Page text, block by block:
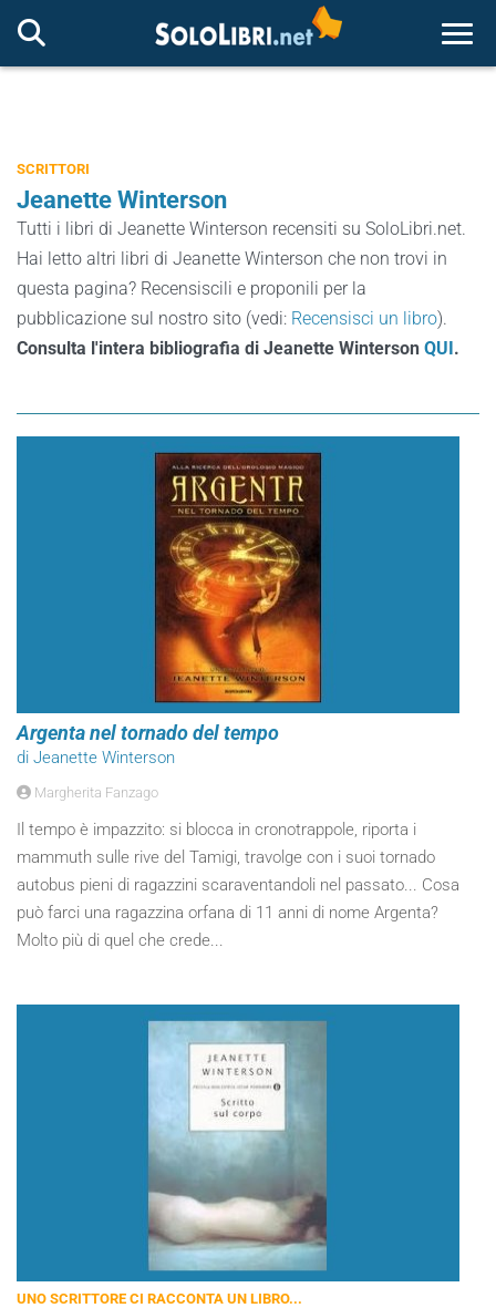
SCRITTORI
Jeanette Winterson
Tutti i libri di Jeanette Winterson recensiti su SoloLibri.net.
Hai letto altri libri di Jeanette Winterson che non trovi in
questa pagina? Recensiscili e proponili per la
pubblicazione sul nostro sito (vedi: Recensisci un libro).
Consulta l'intera bibliografia di Jeanette Winterson QUI.
Argenta nel tornado del tempo
di Jeanette Winterson
Margherita Fanzago
Il tempo è impazzito: si blocca in cronotrappole, riporta i
mammuth sulle rive del Tamigi, travolge con i suoi tornado
autobus pieni di ragazzini scaraventandoli nel passato... Cosa
può farci una ragazzina orfana di 11 anni di nome Argenta?
Molto più di quel che crede...
UNO SCRITTORE CI RACCONTA UN LIBRO...